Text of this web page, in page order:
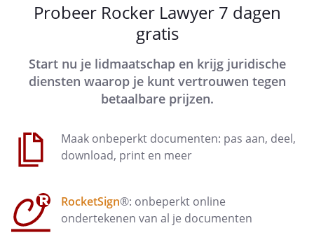
Probeer Rocker Lawyer 7 dagen
gratis
Start nu je lidmaatschap en krijg juridische
diensten waarop je kunt vertrouwen tegen
betaalbare prijzen.
Maak onbeperkt documenten: pas aan, deel,
download, print en meer
RocketSign®: onbeperkt online
ondertekenen van al je documenten